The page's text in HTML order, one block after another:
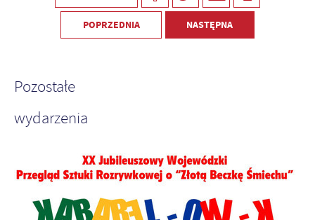
POPRZEDNIA NASTĘPNA
Pozostałe
wydarzenia